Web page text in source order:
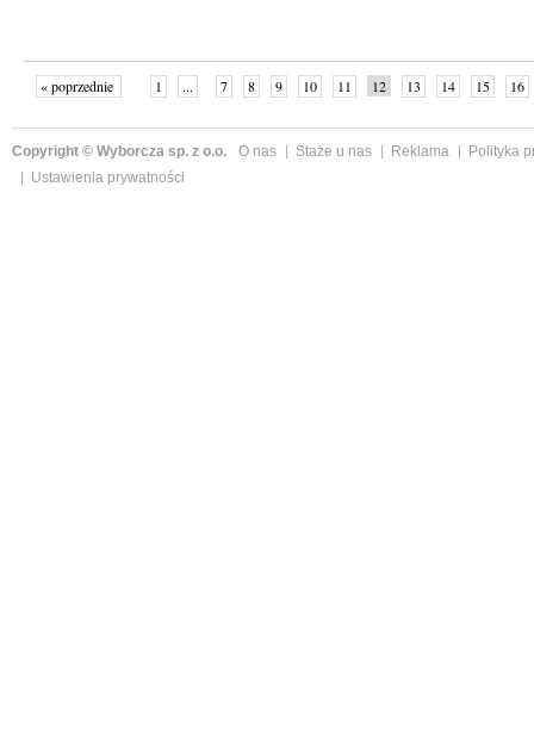
« poprzednie 1 ... 7 8 9 10 11 12 13 14 15 16
Copyright © Wyborcza sp. z o.o. O nas Staże u nas Reklama
Polityka
Ustawienia prywatności